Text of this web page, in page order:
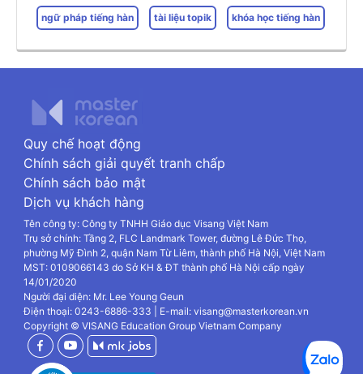
ngữ pháp tiếng hàn tài liệu topik khóa học tiếng hàn
Quy chế hoạt động
Chính sách giải quyết tranh chấp
Chính sách bảo mật
Dịch vụ khách hàng
Tên công ty: Công ty TNHH Giáo dục Visang Việt Nam
Trụ sở chính: Tầng 2, FLC Landmark Tower, đường Lê Đức Thọ,
phường Mỹ Đình 2, quận Nam Từ Liêm, thành phố Hà Nội, Việt Nam
MST: 0109066143 do Sở KH & ĐT thành phố Hà Nội cấp ngày
14/01/2020
Người đại diện: Mr. Lee Young Geun
Điện thoại: 0243-6886-333 | E-mail: visang@masterkorean.vn
Copyright © VISANG Education Group Vietnam Company